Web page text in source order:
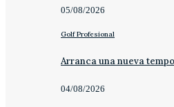
05/08/2026
Golf Profesional
Arranca una nueva
04/08/2026